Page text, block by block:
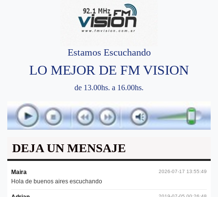
Estamos Escuchando
LO MEJOR DE FM VISION
de 13.00hs. a 16.00hs.
DEJA UN MENSAJE